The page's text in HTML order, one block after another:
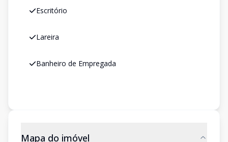
Escritório
Lareira
Banheiro de Empregada
Mapa do imóvel